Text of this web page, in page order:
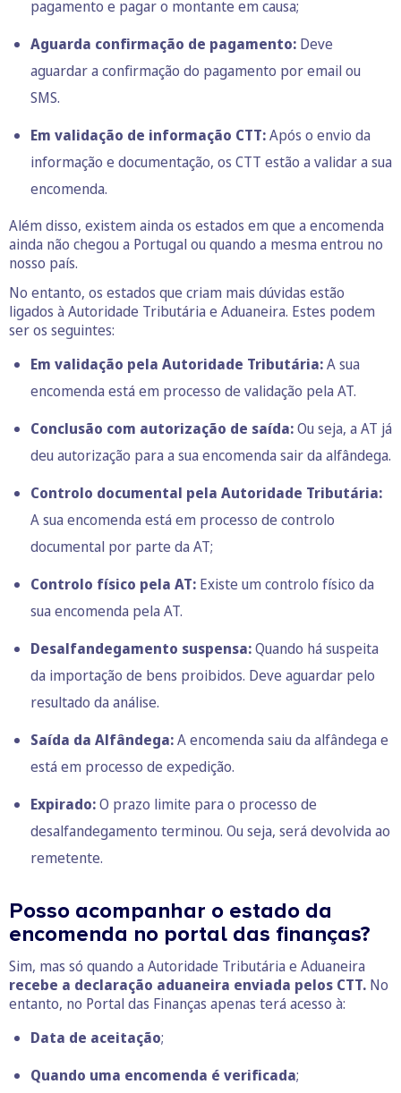
pagamento e pagar o montante em causa;
Aguarda confirmação de pagamento: Deve
aguardar a confirmação do pagamento por email ou
SMS.
Em validação de informação CTT:Após o envio da
informação e documentação, os CTT estão a validar a sua
encomenda.
Além disso, existem ainda os estados em que a encomenda
ainda não chegou a Portugal ou quando a mesma entrou no
nosso país.
No entanto, os estados que criam mais dúvidas estão
ligados à Autoridade Tributária e Aduaneira. Estes podem
ser os seguintes:
Em validação pela Autoridade Tributária:A sua
encomenda está em processo de validação pela AT.
Conclusão com autorização de saída:Ou seja, a AT já
deu autorização para a sua encomenda sair da alfândega.
Controlo documental pela Autoridade Tributária:
A sua encomenda está em processo de controlo
documental por parte da AT;
Controlo físico pela AT: Existe um controlo físico da
sua encomenda pela AT.
Desalfandegamento suspensa:Quando há suspeita
da importação de bens proibidos. Deve aguardar pelo
resultado da análise.
Saída da Alfândega:A encomenda saiu da alfândega e
está em processo de expedição.
Expirado:O prazo limite para o processo de
desalfandegamento terminou. Ou seja, será devolvida ao
remetente.
Posso acompanhar o estado da
encomenda no portal das finanças?
Sim, mas só quando a Autoridade Tributária e Aduaneira
recebe a declaração aduaneira enviada pelos CTT. No
entanto, no Portal das Finanças apenas terá acesso à:
Data de aceitação;
Quando uma encomenda é verificada;